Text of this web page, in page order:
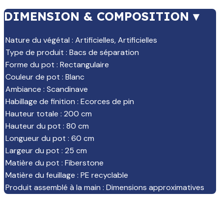
DIMENSION & COMPOSITION ▾
Nature du végétal : Artificielles,Artificielles
Type de produit : Bacs de séparation
Forme du pot : Rectangulaire
Couleur de pot : Blanc
Ambiance : Scandinave
Habillage de finition : Ecorces de pin
Hauteur totale : 200 cm
Hauteur du pot : 80 cm
Longueur du pot : 60 cm
Largeur du pot : 25 cm
Matière du pot : Fiberstone
Matière du feuillage : PE recyclable
Produit assemblé à la main : Dimensions approximatives